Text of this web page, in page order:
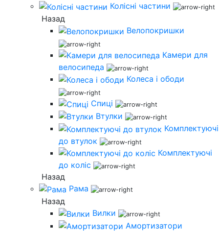
Колісні частини
Назад
Велопокришки
Камери для
велосипеда
Колеса і ободи
Спиці
Втулки
Комплектуючі
до втулок
Комплектуючі
до коліс
Назад
Рама
Назад
Вилки
Амортизатори